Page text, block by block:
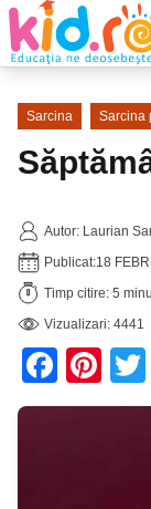
Sarcina Sarcina
Autor: Laurian
Publicat:18
Timp citire: 5
Vizualizari: 4441